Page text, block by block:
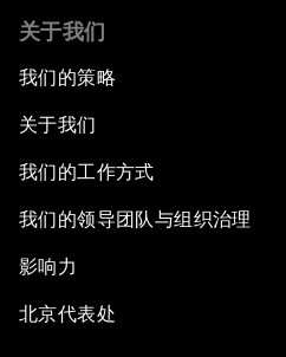
关于我们
我们的策略
关于我们
我们的工作方式
我们的领导团队与组织治理
影响力
北京代表处